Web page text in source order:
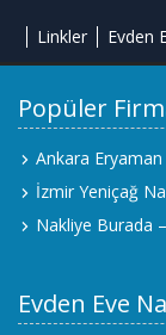
Linkler Evden
Popüler
Ankara
İzmir Yeniçağ
Nakliye Burada
Evden Eve